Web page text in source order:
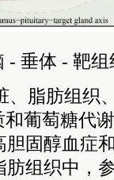
- 垂体 - 靶
、脂肪组织
葡萄糖代
固醇血症
组织中，